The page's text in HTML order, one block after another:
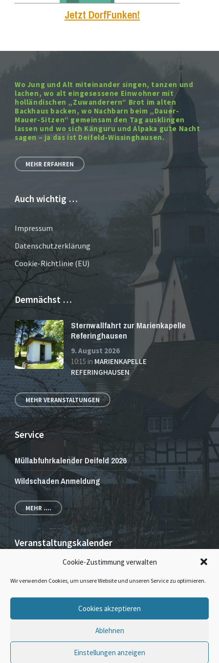
Cookie-Zustimmung verwalten
Wir verwenden Cookies, um unsere Website und unseren Service zu optimieren.
Cookies akzeptieren
Ablehnen
Einstellungen anzeigen
Jetzt DorfFunken!
Wo Jung und Alt miteinander singen, tanzen und
lachen, wo alt eingesessene Einwohner mit
holländischen „Zuwanderern“ Brot im alten
Backhaus backen, wo Nachbarn beim „Dauer-
Mauer-Sitzen“ gemeinsam den Tag ausklingen
lassen und wo sich Känguru und Alpaka gute Nacht
sagen – ja das ist Deifeld-Wissinghausen.
MEHR ERFAHREN
Auch wichtig …
Impressum
Datenschutzerklärung
Cookie-Richtlinie (EU)
Demnächst …
Sternwallfahrt zur Marienkapelle
Referinghausen
9. August 2026
10:15 in MARIENKAPELLE
REFERINGHAUSEN
MEHR VERANSTALTUNGEN
Service
Müllabfuhrkalender Deifeld 2026
Wildschaden Anmeldung
MEHR ....
Veranstaltungskalender
Veranstaltungen und Gottesdienste
FacebookInstagram
© 2026 · Dorfgemeinschaft Deifeld & Wissinghausen